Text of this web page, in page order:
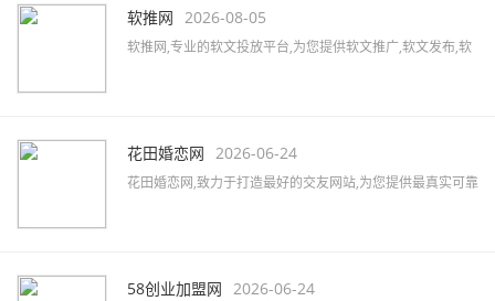
新的服装行业资讯,服装搭配及服装展会信息。
软推网 2026-08-05
软推网,专业的软文投放平台,为您提供软文推广,软文发布,软
资源,助力企业快速提升品牌知名度。
花田婚恋网 2026-06-24
花田婚恋网,致力于打造最好的交友网站,为您提供最真实可靠
58创业加盟网 2026-06-24